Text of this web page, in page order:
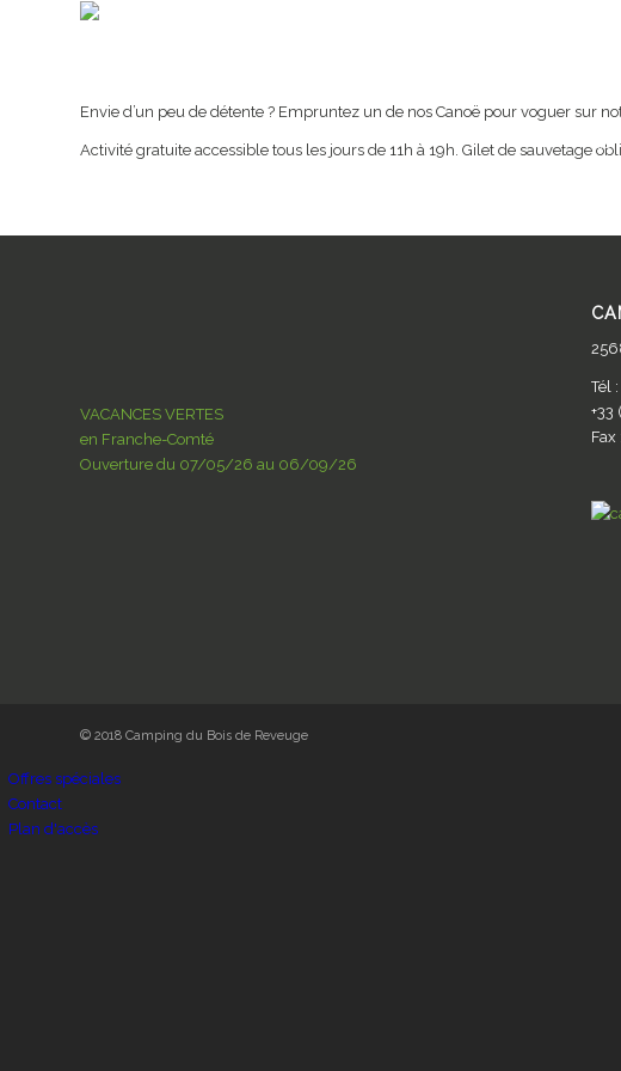
de
Envie d’un peu de détente ? Empruntez un de nos Canoë pour voguer sur
Activité gratuite accessible tous les jours de 11h à 19h. Gilet de sauvetage
VACANCES VERTES
en Franche-Comté
Ouverture du 07/05/26 au 06/09/26
Tél
+33
Fax
© 2018 Camping du Bois de Reveuge
Offres spéciales
Contact
Plan d'accès